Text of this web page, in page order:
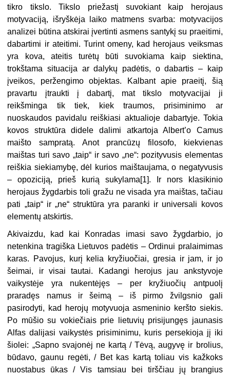
tikro tikslo. Tikslo priežastį suvokiant kaip herojaus
motyvaciją, išryškėja laiko matmens svarba: motyvacijos
analizei būtina atskirai įvertinti asmens santykį su praeitimi,
dabartimi ir ateitimi. Turint omeny, kad herojaus veiksmas
yra kova, ateitis turėtų būti suvokiama kaip siektina,
trokštama situacija ar dalykų padėtis, o dabartis – kaip
įveikos, peržengimo objektas. Kalbant apie praeitį, šią
pravartu įtraukti į dabartį, mat tikslo motyvacijai ji
reikšminga tik tiek, kiek traumos, prisiminimo ar
nuoskaudos pavidalu reiškiasi aktualioje dabartyje. Tokia
kovos struktūra didele dalimi atkartoja Albert’o Camus
maišto sampratą. Anot prancūzų filosofo, kiekvienas
maištas turi savo „taip“ ir savo „ne“: pozityvusis elementas
reiškia siekiamybę, dėl kurios maištaujama, o negatyvusis
– opoziciją, prieš kurią sukylama[1]. Ir nors klasikinio
herojaus žygdarbis toli gražu ne visada yra maištas, tačiau
pati „taip“ ir „ne“ struktūra yra paranki ir universali kovos
elementų atskirtis.
Akivaizdu, kad kai Konradas imasi savo žygdarbio, jo
netenkina tragiška Lietuvos padėtis – Ordinui pralaimimas
karas. Pavojus, kurį kelia kryžiuočiai, gresia ir jam, ir jo
šeimai, ir visai tautai. Kadangi herojus jau ankstyvoje
vaikystėje yra nukentėjęs – per kryžiuočių antpuolį
praradęs namus ir šeimą – iš pirmo žvilgsnio gali
pasirodyti, kad herojų motyvuoja asmeninio keršto siekis.
Po mūšio su vokiečiais prie lietuvių prisijungęs jaunasis
Alfas dalijasi vaikystės prisiminimu, kuris persekioja jį iki
šiolei: „Sapno svajonėj ne kartą / Tėvą, augyvę ir brolius,
būdavo, gaunu regėti, / Bet kas kartą toliau vis kažkoks
nuostabus ūkas / Vis tamsiau bei tirščiau jų brangius